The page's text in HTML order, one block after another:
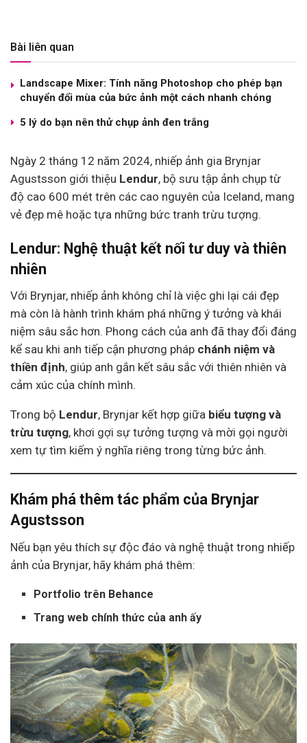
Bài liên quan
Landscape Mixer: Tính năng Photoshop cho phép bạn
chuyển đổi mùa của bức ảnh một cách nhanh chóng
5 lý do bạn nên thử chụp ảnh đen trắng
Ngày 2 tháng 12 năm 2024, nhiếp ảnh gia Brynjar
Agustsson giới thiệu Lendur, bộ sưu tập ảnh chụp từ
độ cao 600 mét trên các cao nguyên của Iceland, mang
vẻ đẹp mê hoặc tựa những bức tranh trừu tượng.
Lendur: Nghệ thuật kết nối tư duy và thiên
nhiên
Với Brynjar, nhiếp ảnh không chỉ là việc ghi lại cái đẹp
mà còn là hành trình khám phá những ý tưởng và khái
niệm sâu sắc hơn. Phong cách của anh đã thay đổi đáng
kể sau khi anh tiếp cận phương pháp chánh niệm và
thiền định, giúp anh gắn kết sâu sắc với thiên nhiên và
cảm xúc của chính mình.
Trong bộ Lendur, Brynjar kết hợp giữa biểu tượng và
trừu tượng, khơi gợi sự tưởng tượng và mời gọi người
xem tự tìm kiếm ý nghĩa riêng trong từng bức ảnh.
Khám phá thêm tác phẩm của Brynjar
Agustsson
Nếu bạn yêu thích sự độc đáo và nghệ thuật trong nhiếp
ảnh của Brynjar, hãy khám phá thêm:
Portfolio trên Behance
Trang web chính thức của anh ấy